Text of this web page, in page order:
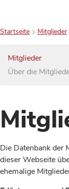
Startseite Mitglieder
Mitglieder
Über die
Die Datenbank der
dieser Webseite
ehemalige